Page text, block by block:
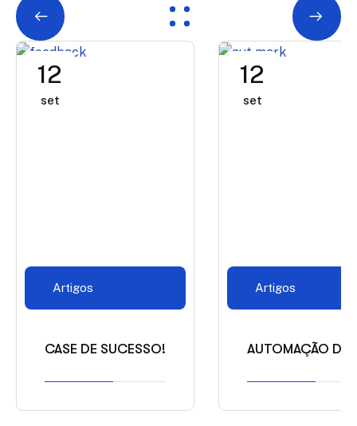
12
set
Artigos
CASE DE SUCESSO!
12
set
Artigos
AUTOMAÇÃO DE